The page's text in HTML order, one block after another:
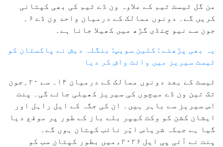
من گل ٹیسٹ ٹیم کے علاوہ ون ڈے ٹیم کی بھی کپتانی
جون سے نیو چنڈی گڑھ میں کھیلا جانا ہے۔
یہ بھی پڑھئے : کلین سویپ: بنگلہ دیش نے پاکستان کو
ٹیسٹ سیریز میں وائٹ واش کر دیا
ٹیسٹ کے بعد دونوں ممالک کے درمیان ۱۴؍ سے ۲۰؍جون
تک تین ون ڈے میچوں کی سیریز کھیلی جائے گی۔ پنت
اس سیریز سے باہر ہیں۔ ان کی جگہ کے ایل راہل اور
ایشان کشن کو وکٹ کیپر بلے باز کے طور پر موقع دیا
گیا ہے جبکہ شریاس ایّر نائب کپتان ہوں گے۔
پنت نے آئی پی ایل ۲۰۲۶ءمیں بطور کپتان سب کو